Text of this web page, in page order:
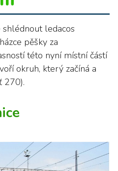
ledacos
pěšky za
této nyní místní částí
okruh, který začíná a
270).